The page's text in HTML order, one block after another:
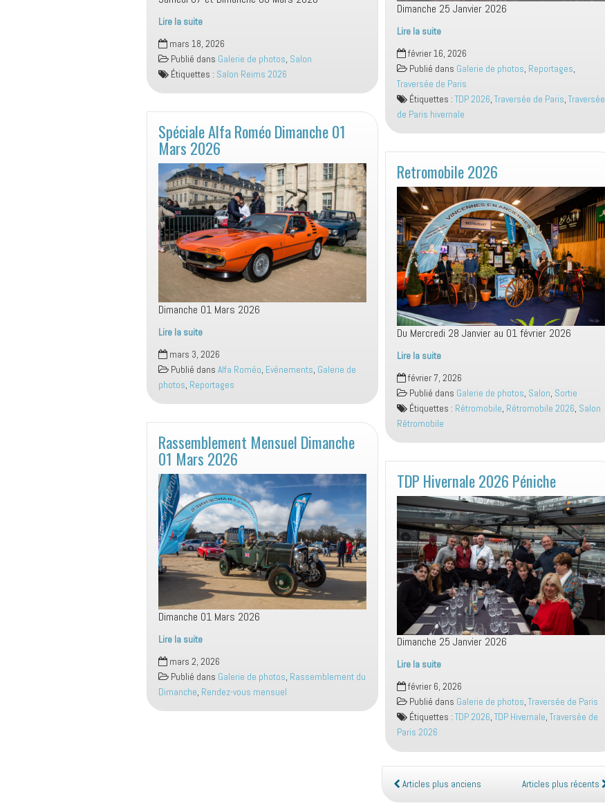
Lire la suite
38
ème
Salon
Champenois
Reims
2026
mars 18, 2026
Publié dans Galerie de photos, Salon
Étiquettes : Salon Reims 2026
Spéciale Alfa Roméo Dimanche 01
Mars 2026
Dimanche 01 Mars 2026
Lire la suite
Spéciale
Alfa
Roméo
Dimanche
01
Mars
2026
mars 3, 2026
Publié dans Alfa Roméo, Evénements, Galerie de
photos, Reportages
Rassemblement Mensuel Dimanche
01 Mars 2026
Dimanche 01 Mars 2026
Lire la suite
Rassemblement
Mensuel
Dimanche
01
Mars
mars 2, 2026
Publié dans Galerie de photos, Rassemblement du
Dimanche, Rendez-vous mensuel
Dimanche 25 Janvier 2026
Lire la suite
TDP
Hivernale
2026
Deux
roues
février 16, 2026
Publié dans Galerie de photos, Reportages,
Traversée de Paris
Étiquettes : TDP 2026, Traversée de Paris, Traversée
de Paris hivernale
Retromobile 2026
Du Mercredi 28 Janvier au 01 février 2026
Lire la suite
Retromobile
2026février 7, 2026
Publié dans Galerie de photos, Salon, Sortie
Étiquettes : Rétromobile, Rétromobile 2026, Salon
Rétromobile
TDP Hivernale 2026 Péniche
Dimanche 25 Janvier 2026
Lire la suite
TDP
Hivernale
2026
Péniche
février 6, 2026
Publié dans Galerie de photos, Traversée de Paris
Étiquettes : TDP 2026, TDP Hivernale, Traversée de
Paris 2026
Articles plus anciens Articles plus récents